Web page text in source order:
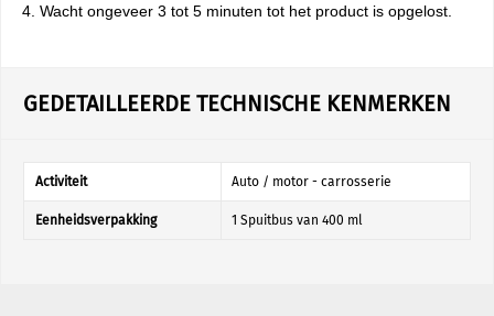
Wacht ongeveer 3 tot 5 minuten tot het product is opgelost.
GEDETAILLEERDE TECHNISCHE KENMERKEN
Activiteit Auto / motor - carrosserie
Eenheidsverpakking 1 Spuitbus van 400 ml